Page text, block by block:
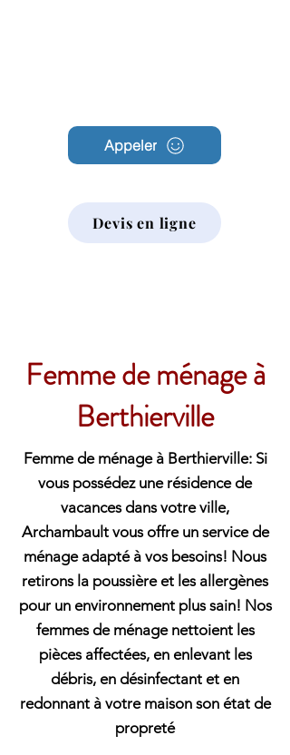
Appeler
Devis en ligne
Femme de ménage à
Berthierville
Femme de ménage à Berthierville: Si
vous possédez une résidence de
vacances dans votre ville,
Archambault vous offre un service de
ménage adapté à vos besoins! Nous
retirons la poussière et les allergènes
pour un environnement plus sain! Nos
femmes de ménage nettoient les
pièces affectées, en enlevant les
débris, en désinfectant et en
redonnant à votre maison son état de
propreté